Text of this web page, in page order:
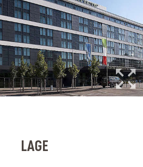
LAGE